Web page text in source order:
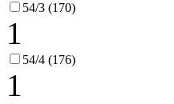
54/3 (170)
1
54/4 (176)
1